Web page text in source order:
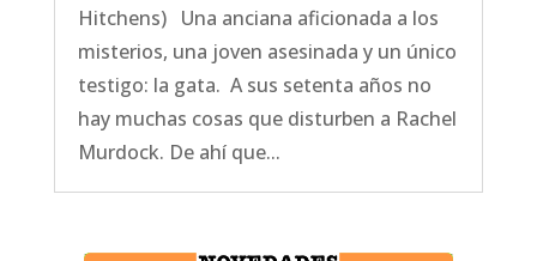
Hitchens) Una anciana aficionada a los
misterios, una joven asesinada y un único
testigo: la gata. A sus setenta años no
hay muchas cosas que disturben a Rachel
Murdock. De ahí que...